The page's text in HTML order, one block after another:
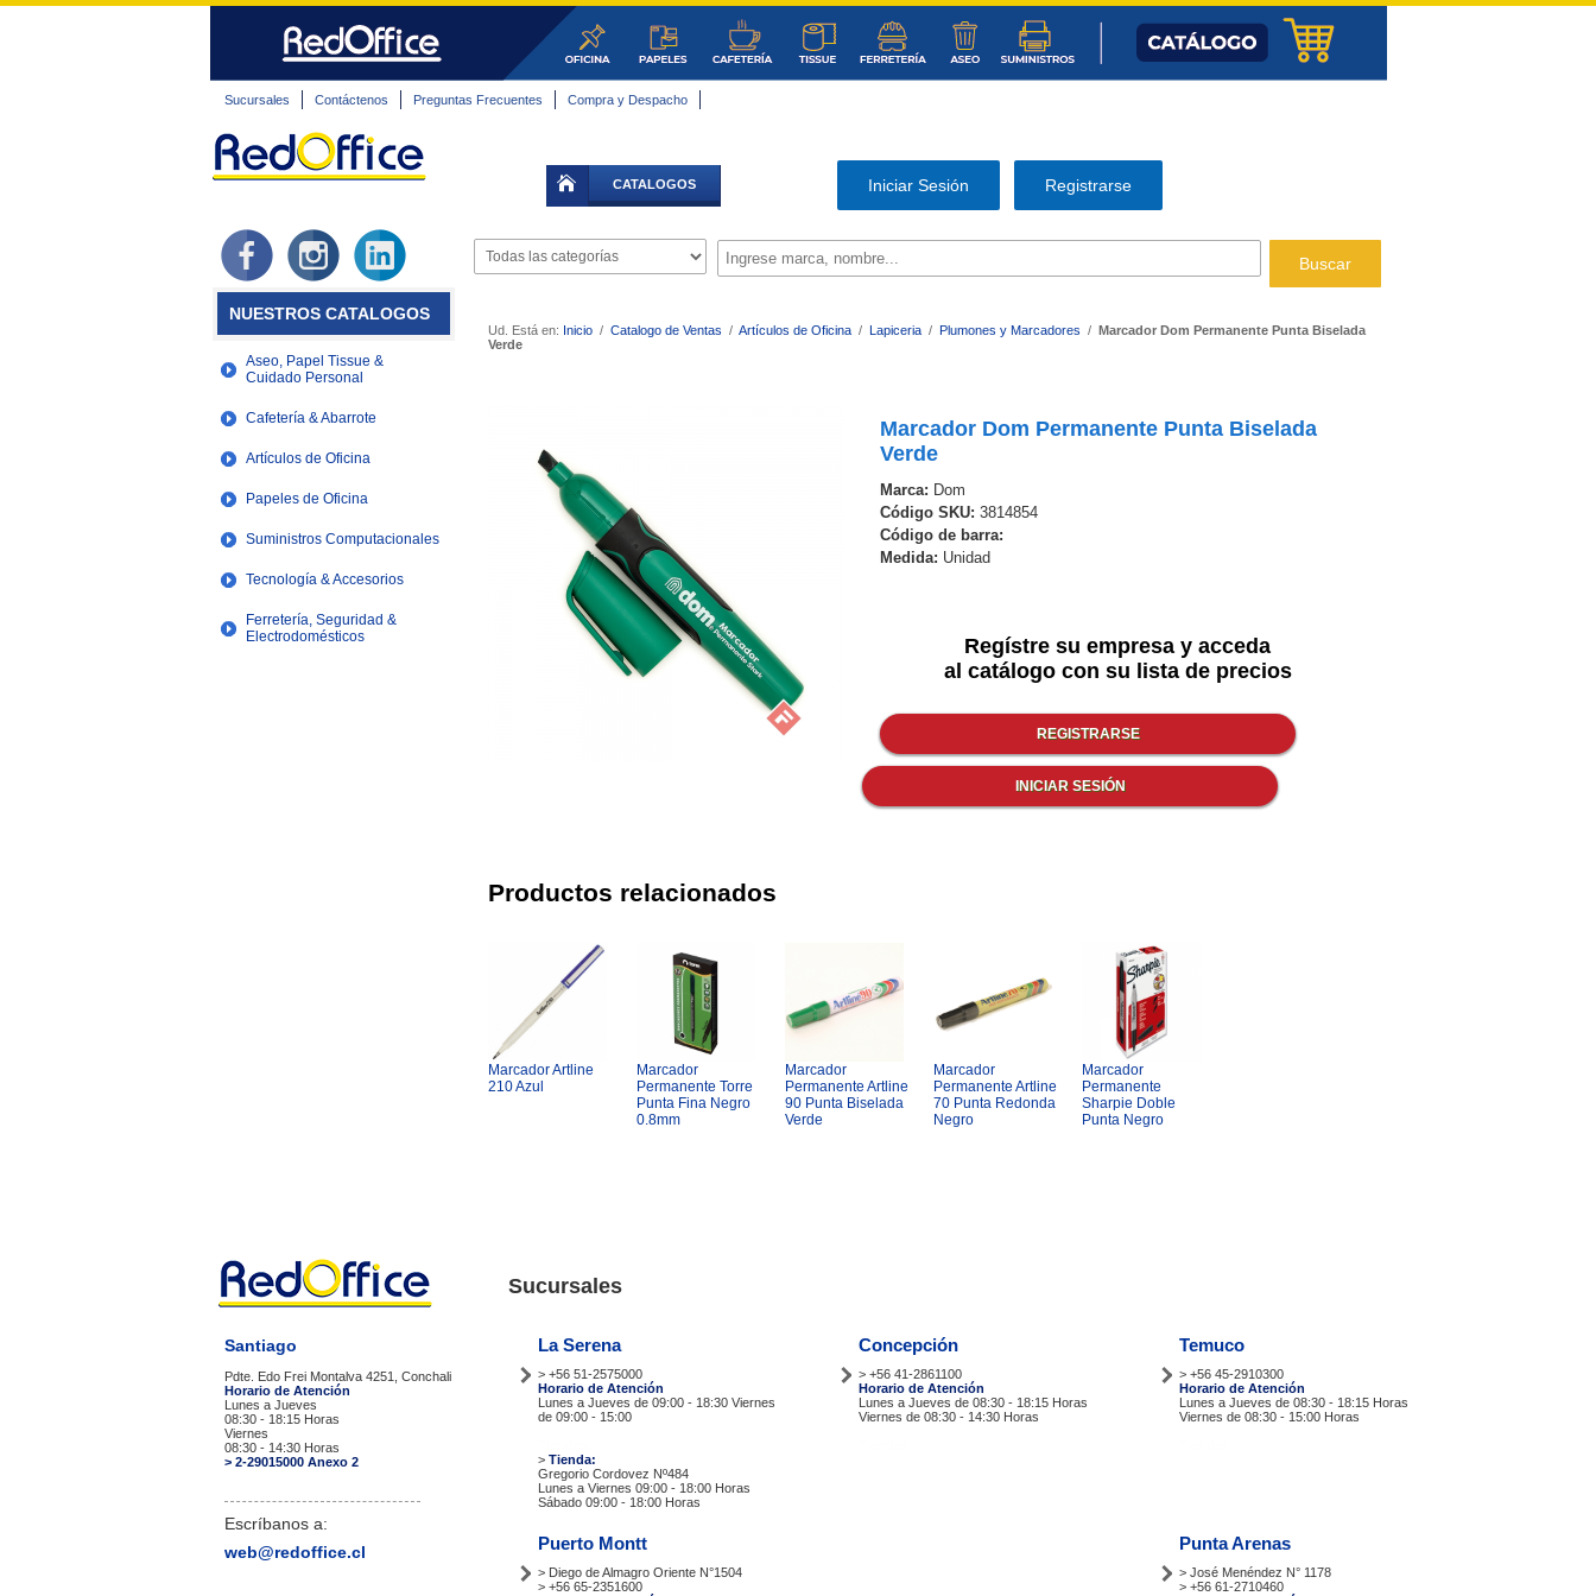
Sucursales Contáctenos Preguntas Frecuentes Compra y Despacho
Iniciar Sesión Registrarse
CATALOGOS
Buscar
NUESTROS CATALOGOS
Aseo, Papel Tissue &
Cuidado Personal
Cafetería & Abarrote
Artículos de Oficina
Papeles de Oficina
Suministros Computacionales
Tecnología & Accesorios
Ferretería, Seguridad &
Electrodomésticos
Ud. Está en: Inicio / Catalogo de Ventas / Artículos de Oficina / Lapiceria / Plumones y Marcadores / Marcador Dom Permanente Punta Biselada
Verde
Marcador Dom Permanente Punta Biselada
Verde
Marca: Dom
Código SKU: 3814854
Código de barra:
Medida: Unidad
Regístre su empresa y acceda
al catálogo con su lista de precios
Productos relacionados
Marcador Artline
210 Azul
Marcador
Permanente Torre
Punta Fina Negro
0.8mm
Marcador
Permanente Artline
90 Punta Biselada
Verde
Marcador
Permanente Artline
70 Punta Redonda
Negro
Marcador
Permanente
Sharpie Doble
Punta Negro
Santiago
Pdte. Edo Frei Montalva 4251, Conchali
Horario de Atención
Lunes a Jueves
08:30 - 18:15 Horas
Viernes
08:30 - 14:30 Horas
> 2-29015000 Anexo 2
Escríbanos a:
web@redoffice.cl
Sucursales
La Serena
> +56 51-2575000
Horario de Atención
Lunes a Jueves de 09:00 - 18:30 Viernes
de 09:00 - 15:00
> Tienda:
Gregorio Cordovez Nº484
Lunes a Viernes 09:00 - 18:00 Horas
Sábado 09:00 - 18:00 Horas
Concepción
> +56 41-2861100
Horario de Atención
Lunes a Jueves de 08:30 - 18:15 Horas
Viernes de 08:30 - 14:30 Horas
Temuco
> +56 45-2910300
Horario de Atención
Lunes a Jueves de 08:30 - 18:15 Horas
Viernes de 08:30 - 15:00 Horas
Puerto Montt
> Diego de Almagro Oriente N°1504
> +56 65-2351600
Punta Arenas
> José Menéndez N° 1178
> +56 61-2710460